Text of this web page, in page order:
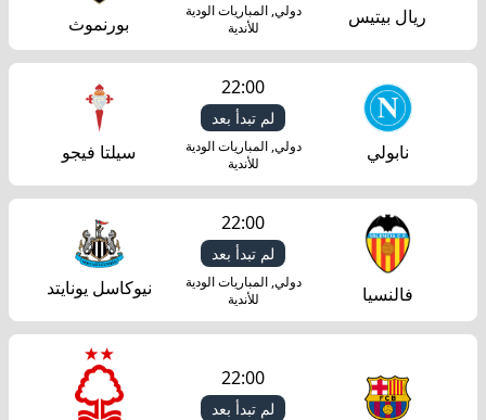
ريال بيتيس
دولي, المباريات الودية
للأندية
بورنموث
نابولي
22:00
لم تبدأ بعد
دولي, المباريات الودية
للأندية
سيلتا فيجو
فالنسيا
22:00
لم تبدأ بعد
دولي, المباريات الودية
للأندية
نيوكاسل يونايتد
22:00
لم تبدأ بعد